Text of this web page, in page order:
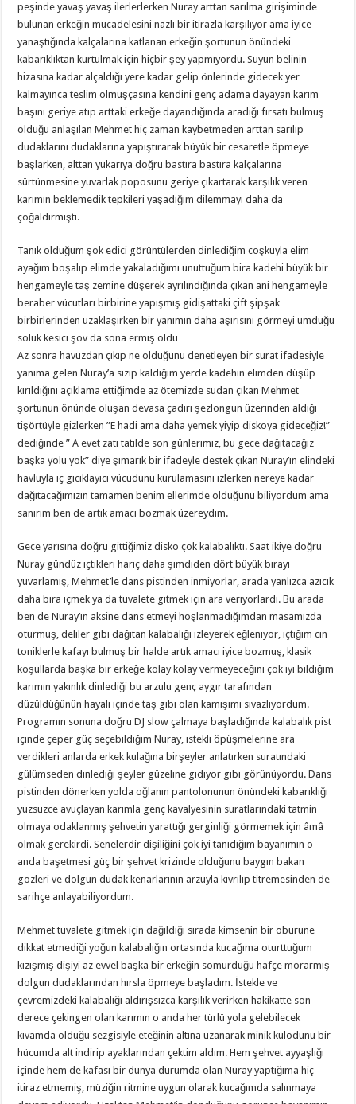
peşinde yavaş yavaş ilerlerlerken Nuray arttan sarılma girişiminde
bulunan erkeğin mücadelesini nazlı bir itirazla karşılıyor ama iyice
yanaştığında kalçalarına katlanan erkeğin şortunun önündeki
kabarıklıktan kurtulmak için hiçbir şey yapmıyordu. Suyun belinin
hizasına kadar alçaldığı yere kadar gelip önlerinde gidecek yer
kalmayınca teslim olmuşçasına kendini genç adama dayayan karım
başını geriye atıp arttaki erkeğe dayandığında aradığı fırsatı bulmuş
olduğu anlaşılan Mehmet hiç zaman kaybetmeden arttan sarılıp
dudaklarını dudaklarına yapıştırarak büyük bir cesaretle öpmeye
başlarken, alttan yukarıya doğru bastıra bastıra kalçalarına
sürtünmesine yuvarlak poposunu geriye çıkartarak karşılık veren
karımın beklemedik tepkileri yaşadığım dilemmayı daha da
çoğaldırmıştı.
Tanık olduğum şok edici görüntülerden dinlediğim coşkuyla elim
ayağım boşalıp elimde yakaladığımı unuttuğum bira kadehi büyük bir
hengameyle taş zemine düşerek ayrılındığında çıkan ani hengameyle
beraber vücutları birbirine yapışmış gidişattaki çift şipşak
birbirlerinden uzaklaşırken bir yanımın daha aşırısını görmeyi umduğu
soluk kesici şov da sona ermiş oldu
Az sonra havuzdan çıkıp ne olduğunu denetleyen bir surat ifadesiyle
yanıma gelen Nuray’a sızıp kaldığım yerde kadehin elimden düşüp
kırıldığını açıklama ettiğimde az ötemizde sudan çıkan Mehmet
şortunun önünde oluşan devasa çadırı şezlongun üzerinden aldığı
tişörtüyle gizlerken ”E hadi ama daha yemek yiyip diskoya gideceğiz!”
dediğinde ” A evet zati tatilde son günlerimiz, bu gece dağıtacağız
başka yolu yok” diye şımarık bir ifadeyle destek çıkan Nuray’ın elindeki
havluyla iç gıcıklayıcı vücudunu kurulamasını izlerken nereye kadar
dağıtacağımızın tamamen benim ellerimde olduğunu biliyordum ama
sanırım ben de artık amacı bozmak üzereydim.
Gece yarısına doğru gittiğimiz disko çok kalabalıktı. Saat ikiye doğru
Nuray gündüz içtikleri hariç daha şimdiden dört büyük birayı
yuvarlamış, Mehmet’le dans pistinden inmiyorlar, arada yanlızca azıcık
daha bira içmek ya da tuvalete gitmek için ara veriyorlardı. Bu arada
ben de Nuray’ın aksine dans etmeyi hoşlanmadığımdan masamızda
oturmuş, deliler gibi dağıtan kalabalığı izleyerek eğleniyor, içtiğim cin
toniklerle kafayı bulmuş bir halde artık amacı iyice bozmuş, klasik
koşullarda başka bir erkeğe kolay kolay vermeyeceğini çok iyi bildiğim
karımın yakınlık dinlediği bu arzulu genç aygır tarafından
düzüldüğünün hayali içinde taş gibi olan kamışımı sıvazlıyordum.
Programın sonuna doğru DJ slow çalmaya başladığında kalabalık pist
içinde çeper güç seçebildiğim Nuray, istekli öpüşmelerine ara
verdikleri anlarda erkek kulağına birşeyler anlatırken suratındaki
gülümseden dinlediği şeyler güzeline gidiyor gibi görünüyordu. Dans
pistinden dönerken yolda oğlanın pantolonunun önündeki kabarıklığı
yüzsüzce avuçlayan karımla genç kavalyesinin suratlarındaki tatmin
olmaya odaklanmış şehvetin yarattığı gerginliği görmemek için âmâ
olmak gerekirdi. Senelerdir dişiliğini çok iyi tanıdığım bayanımın o
anda başetmesi güç bir şehvet krizinde olduğunu baygın bakan
gözleri ve dolgun dudak kenarlarının arzuyla kıvrılıp titremesinden de
sarihçe anlayabiliyordum.
Mehmet tuvalete gitmek için dağıldığı sırada kimsenin bir öbürüne
dikkat etmediği yoğun kalabalığın ortasında kucağıma oturttuğum
kızışmış dişiyi az evvel başka bir erkeğin somurduğu hafçe morarmış
dolgun dudaklarından hırsla öpmeye başladım. İstekle ve
çevremizdeki kalabalığı aldırışsızca karşılık verirken hakikatte son
derece çekingen olan karımın o anda her türlü yola gelebilecek
kıvamda olduğu sezgisiyle eteğinin altına uzanarak minik külodunu bir
hücumda alt indirip ayaklarından çektim aldım. Hem şehvet ayyaşlığı
içinde hem de kafası bir dünya durumda olan Nuray yaptığıma hiç
itiraz etmemiş, müziğin ritmine uygun olarak kucağımda salınmaya